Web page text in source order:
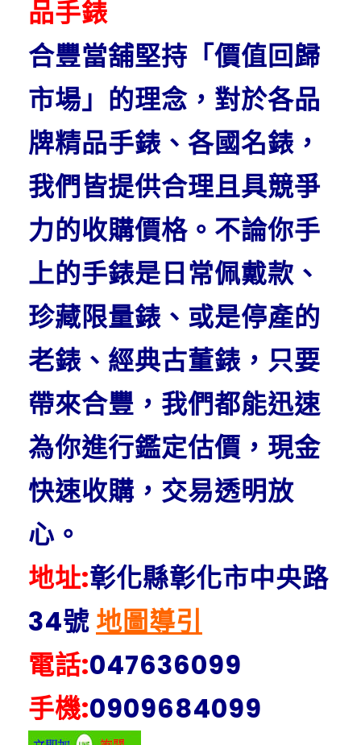
品手錶
合豐當舖堅持「價值回歸
市場」的理念，對於各品
牌精品手錶、各國名錶，
我們皆提供合理且具競爭
力的收購價格。不論你手
上的手錶是日常佩戴款、
珍藏限量錶、或是停產的
老錶、經典古董錶，只要
帶來合豐，我們都能迅速
為你進行鑑定估價，現金
快速收購，交易透明放
心。
地址:彰化縣彰化市中央路
34號 地圖導引
電話:047636099
手機:0909684099